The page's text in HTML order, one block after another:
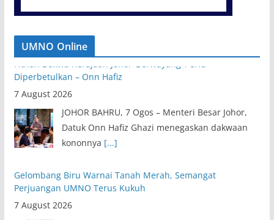
UMNO Online
Fitnah Dakwa Kerajaan Johor ‘Berwayang’ Perlu
7 August 2026
JOHOR BAHRU, 7 Ogos – Menteri Besar Johor,
Datuk Onn Hafiz Ghazi menegaskan dakwaan
Gelombang Biru Warnai Tanah Merah, Semangat
Perjuangan UMNO Terus Kukuh
7 August 2026
UMNO terus terpancar apabila ribuan ahli dan